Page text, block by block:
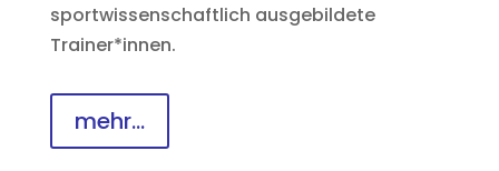
sportwissenschaftlich ausgebildete
Trainer*innen.
mehr...